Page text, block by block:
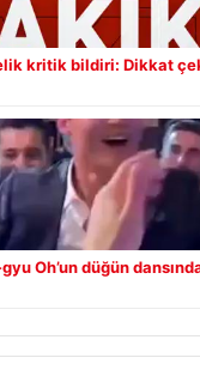
kritik bildiri: Dikkat
Oh’un düğün